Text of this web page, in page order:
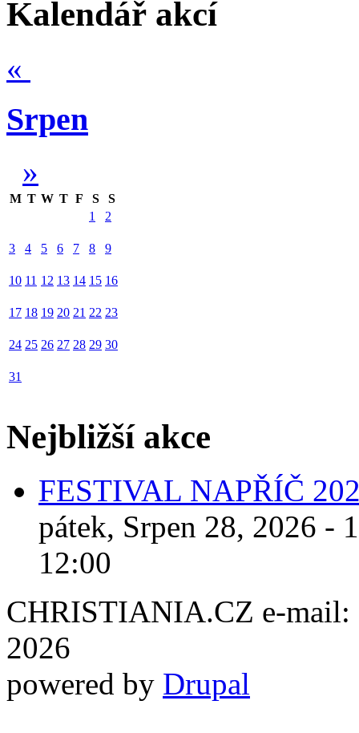
Kalendář akcí
«
Srpen
»
M T W T F S
S
1
2
3 4 5 6 7 8 9
10 11 12 13 14 15 16
17 18 19 20 21 22 23
24 25 26 27 28 29 30
31
Nejbližší akce
FESTIVAL NAPŘÍČ
pátek, Srpen 28, 2026 -
12:00
CHRISTIANIA.CZ e-mail:
2026
powered by Drupal